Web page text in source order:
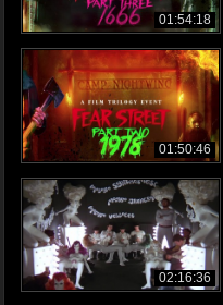
01:54:18
01:50:46
02:16:36